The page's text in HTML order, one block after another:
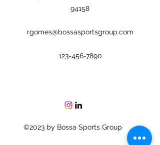
94158
rgomes@bossasportsgroup.com
123-456-7890
©2023 by Bossa Sports Group